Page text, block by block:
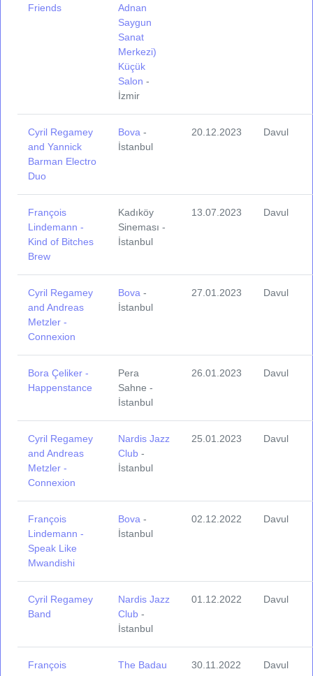
Friends
Adnan
Saygun
Sanat
Merkezi)
Küçük
Salon -
İzmir
Cyril Regamey
and Yannick
Barman Electro
Duo
Bova -
İstanbul
20.12.2023 Davul
François
Lindemann -
Kind of Bitches
Brew
Kadıköy
Sineması -
İstanbul
13.07.2023 Davul
Cyril Regamey
and Andreas
Metzler -
Connexion
Bova -
İstanbul
27.01.2023 Davul
Bora Çeliker -
Happenstance
Pera
Sahne -
İstanbul
26.01.2023 Davul
Cyril Regamey
and Andreas
Metzler -
Connexion
Nardis Jazz
Club -
İstanbul
25.01.2023 Davul
François
Lindemann -
Speak Like
Mwandishi
Bova -
İstanbul
02.12.2022 Davul
Cyril Regamey
Band
Nardis Jazz
Club -
İstanbul
01.12.2022 Davul
François
The Badau
30.11.2022 Davul